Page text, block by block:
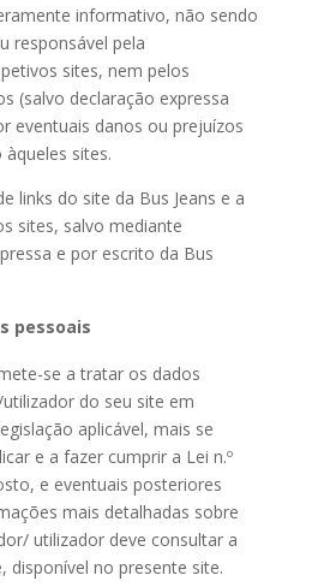
informativo, não sendo
responsável pela
sites, nem pelos
(salvo declaração expressa
eventuais danos ou prejuízos
sites.
links do site da Bus Jeans e a
sites, salvo mediante
e por escrito da Bus
pessoais
se a tratar os dados
do seu site em
aplicável, mais se
e a fazer cumprir a Lei n.º
e eventuais posteriores
mais detalhadas sobre
utilizador deve consultar a
disponível no presente site.